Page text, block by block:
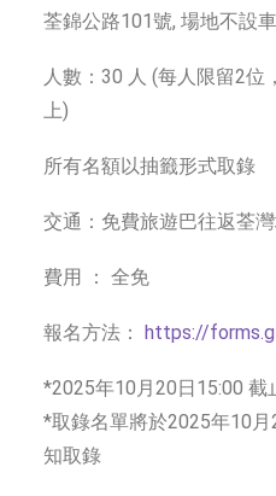
荃錦公路101號, 場地不設
人數：30 人 (每人限留2位
上)
所有名額以抽籤形式取錄
交通：免費旅遊巴往返荃
費用 ： 全免
報名方法： https://
*2025年10月20日15:00 截
*取錄名單將於2025年10
知取錄